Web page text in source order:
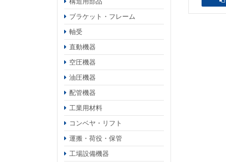
ブラケット・フレーム
軸受
直動機器
空圧機器
油圧機器
配管機器
工業用材料
コンベヤ・リフト
運搬・荷役・保管
工場設備機器